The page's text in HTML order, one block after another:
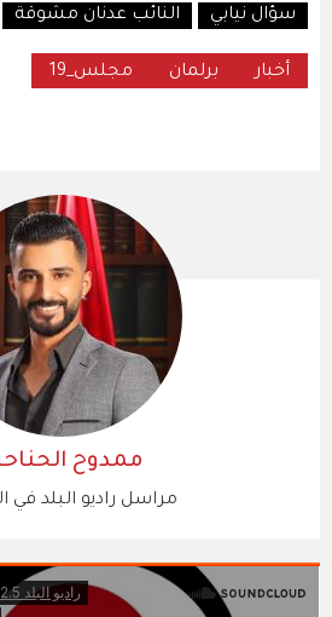
سؤال نيابي
النائب عدنان مشوقة
أخبار برلمان مجلس_19
ممدوح
مراسل راديو البلد في